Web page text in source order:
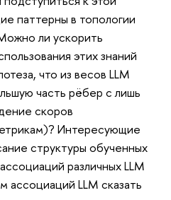
паттерны в топологии
ли ускорить
этих знаний
что из весов LLM
часть рёбер с лишь
скоров
Интересующие
структуры обученных
различных LLM
ассоциаций LLM сказать